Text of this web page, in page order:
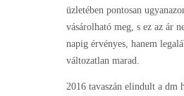
üzletében pontosan
vásárolható meg, s ez az ár
napig érvényes, hanem
változatlan marad.
2016 tavaszán elindult a dm